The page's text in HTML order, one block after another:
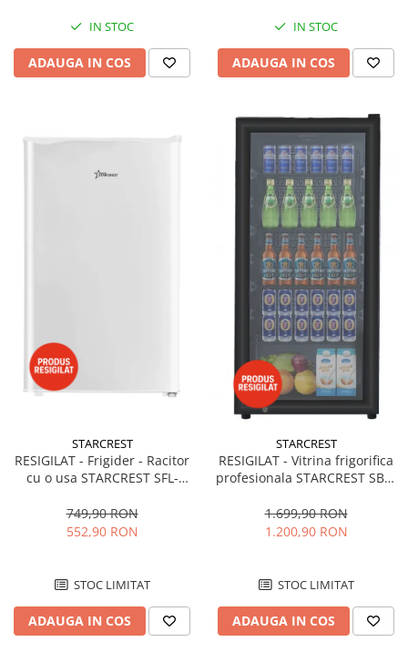
IN STOC
ADAUGA IN COS
IN STOC
ADAUGA IN COS
STARCREST
RESIGILAT - Frigider - Racitor
cu o usa STARCREST SFL-
92L, Iluminare interioara,H 83
cm, Alb
749,90 RON
552,90 RON
STOC LIMITAT
ADAUGA IN COS
STARCREST
RESIGILAT - Vitrina frigorifica
profesionala STARCREST SBC-
reglabil, Iluminare LED, H 104
cm, Negru
1.699,90 RON
1.200,90 RON
STOC LIMITAT
ADAUGA IN COS